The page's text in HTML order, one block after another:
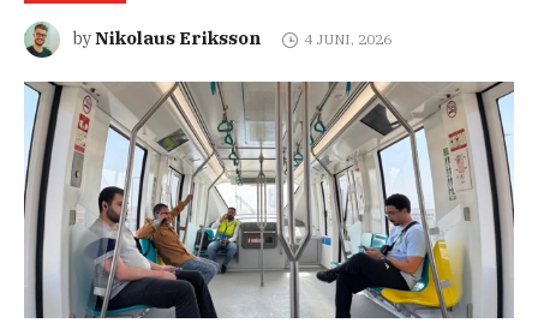
byNikolaus Eriksson 4 JUNI, 2026